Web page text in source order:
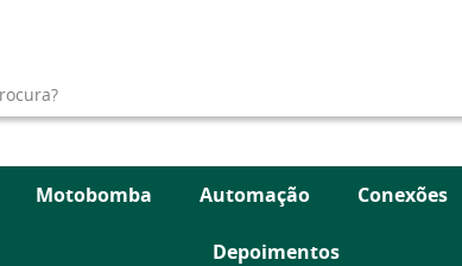
Motobomba Automação Conexões
Depoimentos